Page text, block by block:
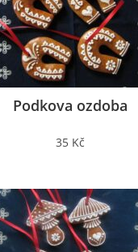
Podkova ozdoba
35 Kč